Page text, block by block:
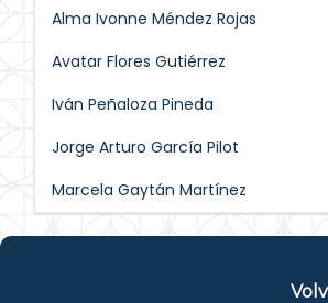
Alma Ivonne Méndez Rojas
Avatar Flores Gutiérrez
Iván Peñaloza Pineda
Jorge Arturo García Pilot
Marcela Gaytán Martínez